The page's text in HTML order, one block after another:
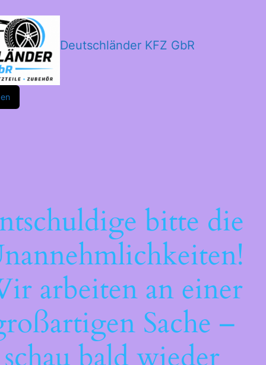
Deutschländer KFZ GbR
bitte die
arbeiten an einer
Sache –
schau bald wieder